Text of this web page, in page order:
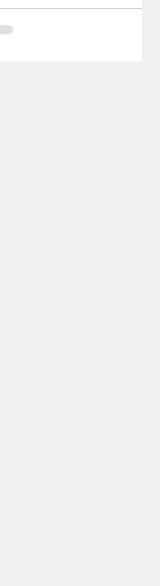
para
motorista